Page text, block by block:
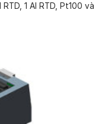
1 AI RTD, Pt100 và